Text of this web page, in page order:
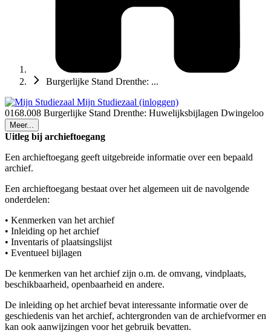
Burgerlijke Stand Drenthe: ...
Mijn Studiezaal (inloggen)
0168.008 Burgerlijke Stand Drenthe: Huwelijksbijlagen Dwingeloo
Meer...
Uitleg bij archieftoegang
Een archieftoegang geeft uitgebreide informatie over een bepaald
archief.
Een archieftoegang bestaat over het algemeen uit de navolgende
onderdelen:
• Kenmerken van het archief
• Inleiding op het archief
• Inventaris of plaatsingslijst
• Eventueel bijlagen
De kenmerken van het archief zijn o.m. de omvang, vindplaats,
beschikbaarheid, openbaarheid en andere.
De inleiding op het archief bevat interessante informatie over de
geschiedenis van het archief, achtergronden van de archiefvormer en
kan ook aanwijzingen voor het gebruik bevatten.